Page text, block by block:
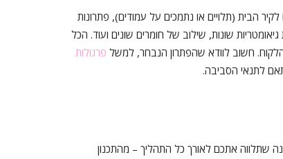
הבית (תלויים או נתמכים על עמודים), פתרונות
שונות, שילוב של חומרים שונים ועוד. הכל
חשוב לוודא שהפתרון הנבחר, למשל פרגולות
לתנאי הסביבה.
שתלווה אתכם לאורך כל התהליך – מהתכנון